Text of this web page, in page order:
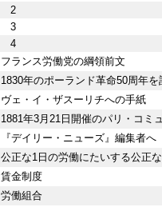
2
3
4
フランス労働党の綱領前文
1830年のポーランド革命50周年
ヴェ・イ・ザスーリチへの手紙
1881年3月21日開催のパリ・コミ
『デイリー・ニューズ』編集者へ
公正な1日の労働にたいする公正
賃金制度
労働組合